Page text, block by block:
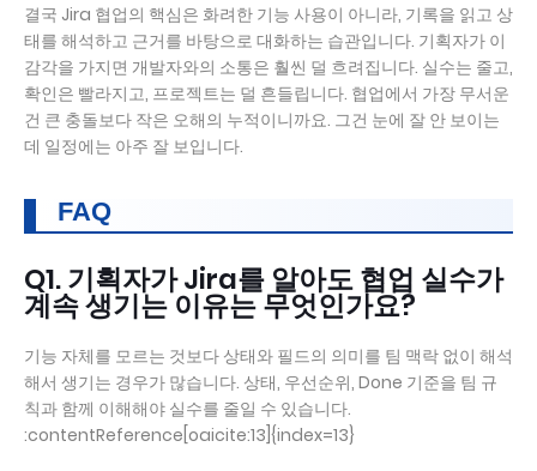
결국 Jira 협업의 핵심은 화려한 기능 사용이 아니라, 기록을 읽고 상
태를 해석하고 근거를 바탕으로 대화하는 습관입니다. 기획자가 이
감각을 가지면 개발자와의 소통은 훨씬 덜 흐려집니다. 실수는 줄고,
확인은 빨라지고, 프로젝트는 덜 흔들립니다. 협업에서 가장 무서운
건 큰 충돌보다 작은 오해의 누적이니까요. 그건 눈에 잘 안 보이는
데 일정에는 아주 잘 보입니다.
FAQ
Q1. 기획자가 Jira를 알아도 협업 실수가
계속 생기는 이유는 무엇인가요?
기능 자체를 모르는 것보다 상태와 필드의 의미를 팀 맥락 없이 해석
해서 생기는 경우가 많습니다. 상태, 우선순위, Done 기준을 팀 규
칙과 함께 이해해야 실수를 줄일 수 있습니다.
:contentReference[oaicite:13]{index=13}